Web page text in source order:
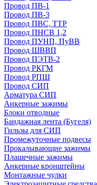
Провод ПВ-1
Провод ПВ-3
Провод ПВС, ТТР
Провод ПНСВ 1,2
Провод ПУНП, ПуВВ
Провод ШВВП
Провод ПЭТВ-2
Провод РКГМ
Провод РПШ
Провод СИП
Арматура СИП
Анкерные зажимы
Блоки отводные
Бандажная лента (Бугеля)
Гильзы для СИП
Промежуточные подвесы
Прокалывающие зажимы
Плашечные зажимы
Анкерные кронштейны
Монтажные чулки